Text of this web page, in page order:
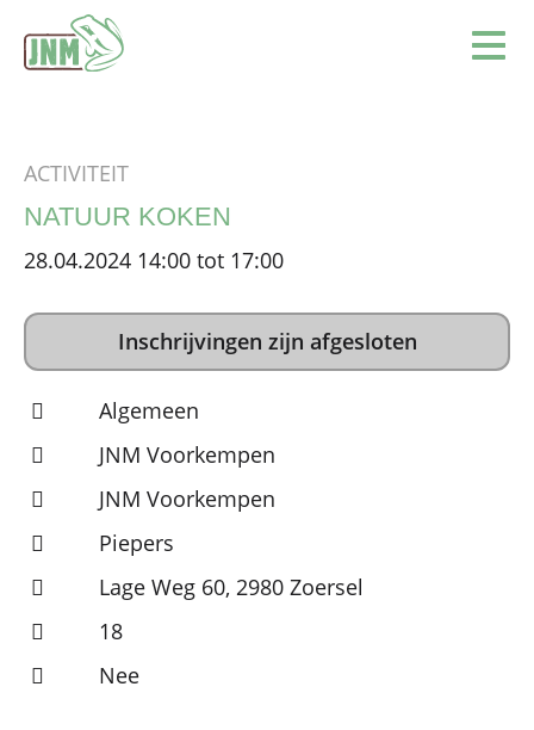
ACTIVITEIT
NATUUR KOKEN
28.04.2024 14:00 tot 17:00
Inschrijvingen zijn afgesloten
Algemeen
JNM Voorkempen
JNM Voorkempen
Piepers
Lage Weg 60, 2980 Zoersel
18
Nee